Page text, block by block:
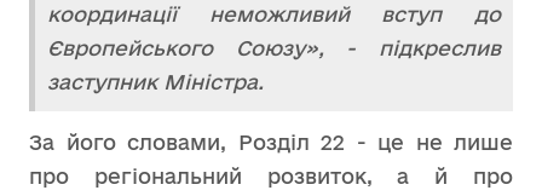
координації неможливий вступ до
Європейського Союзу», - підкреслив
заступник Міністра.
За його словами, Розділ 22 - це не лише
про регіональний розвиток, а й про